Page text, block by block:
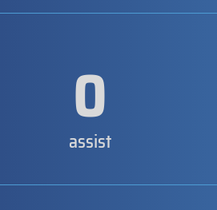
0
assist